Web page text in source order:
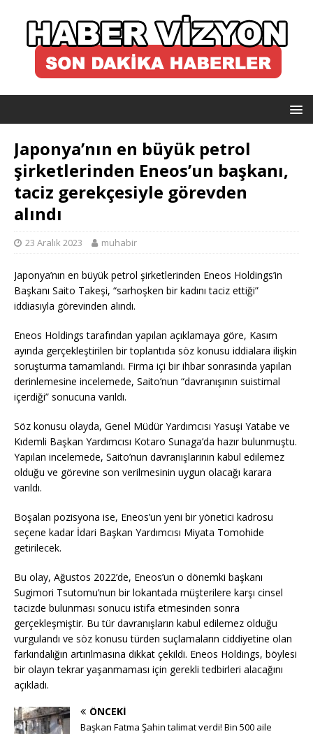
Japonya’nın en büyük petrol
şirketlerinden Eneos’un başkanı,
taciz gerekçesiyle görevden
alındı
23 Aralık 2023 muhabir
Japonya’nın en büyük petrol şirketlerinden Eneos Holdings’in
Başkanı Saito Takeşi, “sarhoşken bir kadını taciz ettiği”
iddiasıyla görevinden alındı.
Eneos Holdings tarafından yapılan açıklamaya göre, Kasım
ayında gerçekleştirilen bir toplantıda söz konusu iddialara ilişkin
soruşturma tamamlandı. Firma içi bir ihbar sonrasında yapılan
derinlemesine incelemede, Saito’nun “davranışının suistimal
içerdiği” sonucuna varıldı.
Söz konusu olayda, Genel Müdür Yardımcısı Yasuşi Yatabe ve
Kıdemli Başkan Yardımcısı Kotaro Sunaga’da hazır bulunmuştu.
Yapılan incelemede, Saito’nun davranışlarının kabul edilemez
olduğu ve görevine son verilmesinin uygun olacağı karara
varıldı.
Boşalan pozisyona ise, Eneos’un yeni bir yönetici kadrosu
seçene kadar İdari Başkan Yardımcısı Miyata Tomohide
getirilecek.
Bu olay, Ağustos 2022’de, Eneos’un o dönemki başkanı
Sugimori Tsutomu’nun bir lokantada müşterilere karşı cinsel
tacizde bulunması sonucu istifa etmesinden sonra
gerçekleşmiştir. Bu tür davranışların kabul edilemez olduğu
vurgulandı ve söz konusu türden suçlamaların ciddiyetine olan
farkındalığın artırılmasına dikkat çekildi. Eneos Holdings, böylesi
bir olayın tekrar yaşanmaması için gerekli tedbirleri alacağını
açıkladı.
ÖNCEKI
Başkan Fatma Şahin talimat verdi! Bin 500 aile